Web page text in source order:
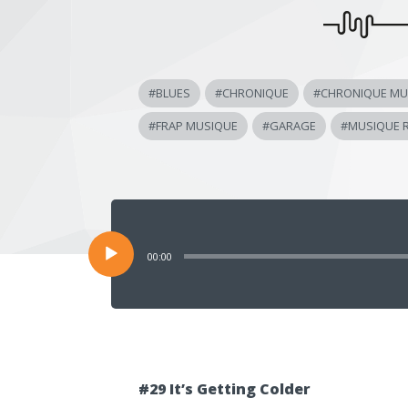
#BLUES #CHRONIQUE #CHRONIQUE
#FRAP MUSIQUE #GARAGE #MUSIQUE
Lecteur
00:00
#29 It’s Getting Colder